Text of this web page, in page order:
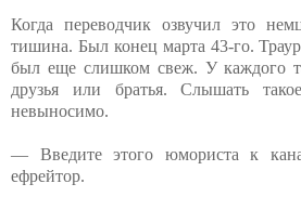
Когда переводчик озвучил это
тишина. Был конец марта 43-го.
был еще слишком свеж. У каждого
друзья или братья. Слышать
невыносимо.
— Введите этого юмориста к
ефрейтор.